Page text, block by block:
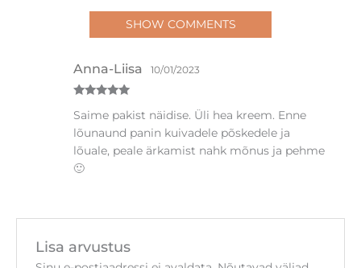
SHOW COMMENTS
5/ 5
Anna-Liisa 10/01/2023
Saime pakist näidise. Üli hea kreem. Enne
lõunaund panin kuivadele põskedele ja
lõuale, peale ärkamist nahk mõnus ja pehme
🙂
Lisa arvustus